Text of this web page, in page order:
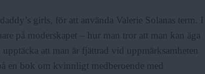
girls, för att använda Valerie Solanas term. I
på moderskapet – hur man tror att man kan äga
att man är fjättrad vid uppmärksamheten
en bok om kvinnligt medberoende med